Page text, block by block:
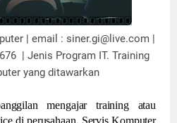
| email : siner.gi@live.com |
| Jenis Program IT. Training
yang ditawarkan
mengajar training atau
di perusahaan, Servis Komputer